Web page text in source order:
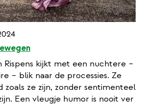
Rispens kijkt met een nuchtere –
– blik naar de processies. Ze
zoals ze zijn, zonder sentimenteel
Een vleugje humor is nooit ver